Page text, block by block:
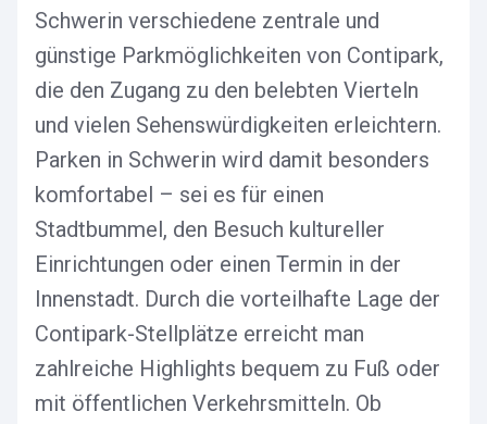
Schwerin verschiedene zentrale und
günstige Parkmöglichkeiten von Contipark,
die den Zugang zu den belebten Vierteln
und vielen Sehenswürdigkeiten erleichtern.
Parken in Schwerin wird damit besonders
komfortabel – sei es für einen
Stadtbummel, den Besuch kultureller
Einrichtungen oder einen Termin in der
Innenstadt. Durch die vorteilhafte Lage der
Contipark-Stellplätze erreicht man
zahlreiche Highlights bequem zu Fuß oder
mit öffentlichen Verkehrsmitteln. Ob